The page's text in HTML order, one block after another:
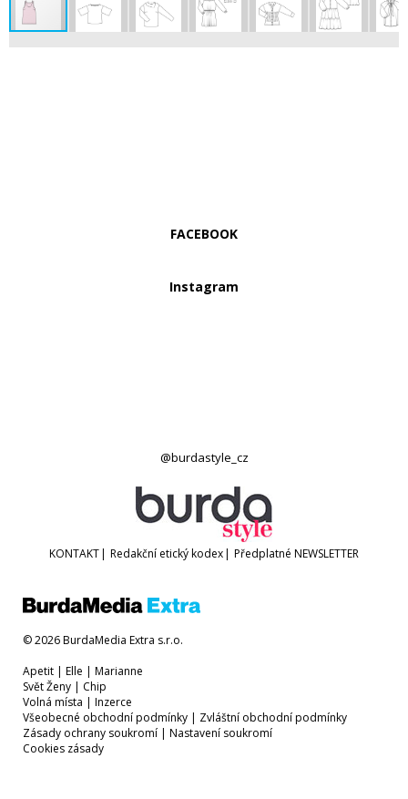
FACEBOOK
Instagram
@burdastyle_cz
KONTAKT| Redakční etický kodex| Předplatné NEWSLETTER
© 2026 BurdaMedia Extra s.r.o.
Apetit | Elle | Marianne
Svět Ženy | Chip
Volná místa | Inzerce
Všeobecné obchodní podmínky | Zvláštní obchodní podmínky
Zásady ochrany soukromí | Nastavení soukromí
Cookies zásady